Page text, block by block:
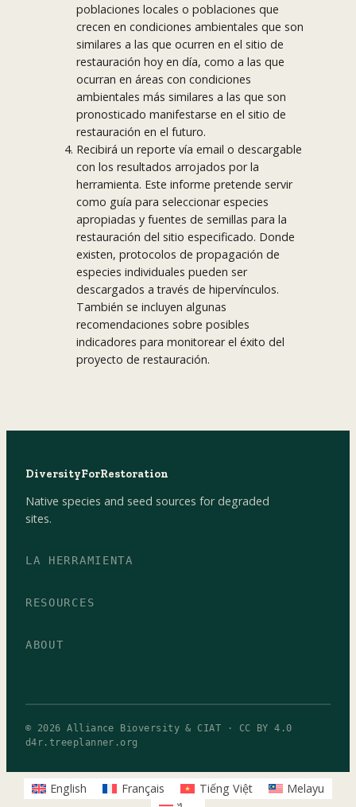
poblaciones locales o poblaciones que
crecen en condiciones ambientales que son
similares a las que ocurren en el sitio de
restauración hoy en día, como a las que
ocurran en áreas con condiciones
ambientales más similares a las que son
pronosticado manifestarse en el sitio de
restauración en el futuro.
Recibirá un reporte vía email o descargable
con los resultados arrojados por la
herramienta. Este informe pretende servir
como guía para seleccionar especies
apropiadas y fuentes de semillas para la
restauración del sitio especificado. Donde
existen, protocolos de propagación de
especies individuales pueden ser
descargados a través de hipervínculos.
También se incluyen algunas
recomendaciones sobre posibles
indicadores para monitorear el éxito del
proyecto de restauración.
DiversityForRestoration
Native species and seed sources for degraded
sites.
LA HERRAMIENTA
RESOURCES
ABOUT
© 2026 Alliance Bioversity & CIAT · CC BY 4.0
d4r.treeplanner.org
English Français Tiếng Việt
Melayu